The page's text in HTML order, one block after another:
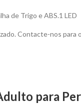
de Trigo e ABS.1 LED
Contacte-nos
para